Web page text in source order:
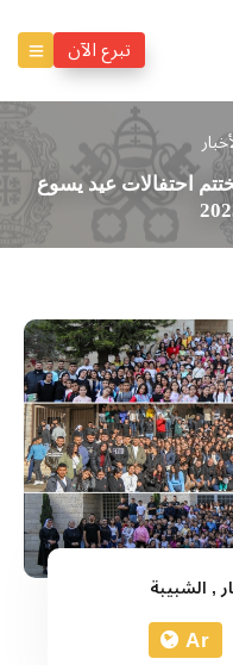
تبرع الآن
احتفالات عيد يسوع
, الشبيبة
Ar